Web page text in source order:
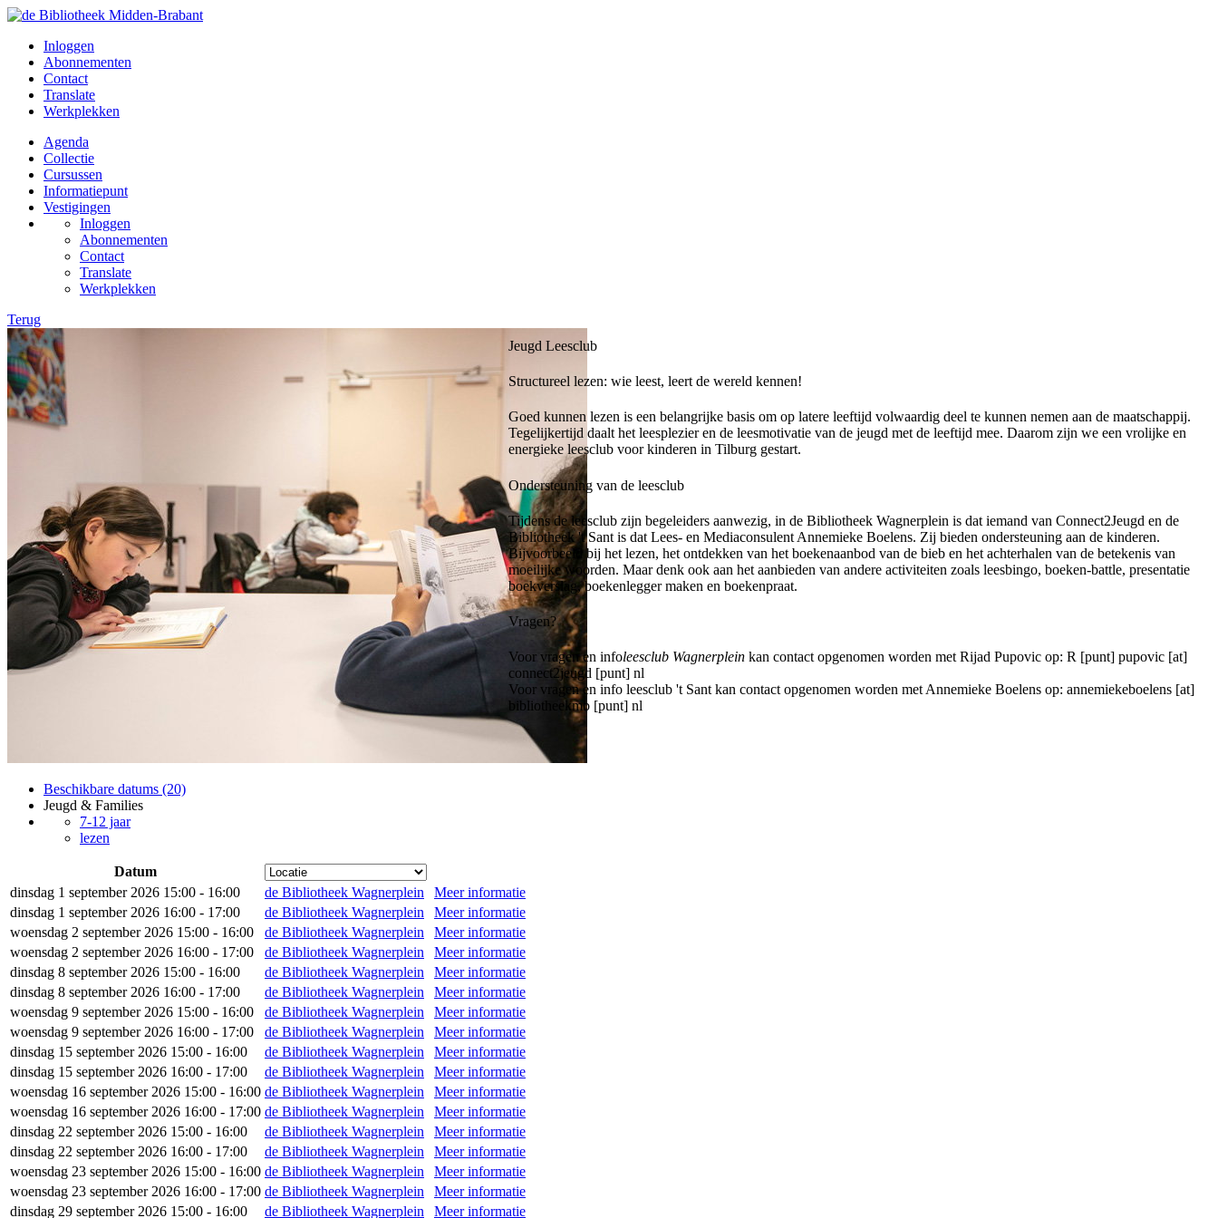
Inloggen
Abonnementen
Contact
Translate
Werkplekken
Agenda
Collectie
Cursussen
Informatiepunt
Vestigingen
Inloggen
Abonnementen
Contact
Translate
Werkplekken
Terug
Beschikbare datums (20)
Jeugd & Families
7-12 jaar
lezen
Jeugd Leesclub
Structureel lezen: wie leest, leert de wereld kennen!
Goed kunnen lezen is een belangrijke basis om op latere leeftijd volwaardig deel te kunnen nemen aan de maatschappij.
Tegelijkertijd daalt het leesplezier en de leesmotivatie van de jeugd met de leeftijd mee. Daarom zijn we een vrolijke en
energieke leesclub voor kinderen in Tilburg gestart.
Ondersteuning van de leesclub
Tijdens de leesclub zijn begeleiders aanwezig, in de Bibliotheek Wagnerplein is dat iemand van Connect2Jeugd en de
Bibliotheek 't Sant is dat Lees- en Mediaconsulent Annemieke Boelens. Zij bieden ondersteuning aan de kinderen.
Bijvoorbeeld bij het lezen, het ontdekken van het boekenaanbod van de bieb en het achterhalen van de betekenis van
moeilijke woorden. Maar denk ook aan het aanbieden van andere activiteiten zoals leesbingo, boeken-battle, presentatie
boekverslag, boekenlegger maken en boekenpraat.
Vragen?
Voor vragen en infoleesclub Wagnerplein kan contact opgenomen worden met Rijad Pupovic op:R [punt] pupovic [at]
connect2jeugd [punt] nl
Voor vragen en info leesclub 't Sant kan contact opgenomen worden met Annemieke Boelens op:annemiekeboelens [at]
bibliotheekmb [punt] nl
Datum
dinsdag 1 september 2026 15:00 - 16:00
de Bibliotheek Wagnerplein
Meer informatie
dinsdag 1 september 2026 16:00 - 17:00
de Bibliotheek Wagnerplein
Meer informatie
woensdag 2 september 2026 15:00 - 16:00
de Bibliotheek Wagnerplein
Meer informatie
woensdag 2 september 2026 16:00 - 17:00
de Bibliotheek Wagnerplein
Meer informatie
dinsdag 8 september 2026 15:00 - 16:00
de Bibliotheek Wagnerplein
Meer informatie
dinsdag 8 september 2026 16:00 - 17:00
de Bibliotheek Wagnerplein
Meer informatie
woensdag 9 september 2026 15:00 - 16:00
de Bibliotheek Wagnerplein
Meer informatie
woensdag 9 september 2026 16:00 - 17:00
de Bibliotheek Wagnerplein
Meer informatie
dinsdag 15 september 2026 15:00 - 16:00
de Bibliotheek Wagnerplein
Meer informatie
dinsdag 15 september 2026 16:00 - 17:00
de Bibliotheek Wagnerplein
Meer informatie
woensdag 16 september 2026 15:00 - 16:00 de Bibliotheek Wagnerplein
Meer informatie
woensdag 16 september 2026 16:00 - 17:00 de Bibliotheek Wagnerplein
Meer informatie
dinsdag 22 september 2026 15:00 - 16:00
de Bibliotheek Wagnerplein
Meer informatie
dinsdag 22 september 2026 16:00 - 17:00
de Bibliotheek Wagnerplein
Meer informatie
woensdag 23 september 2026 15:00 - 16:00 de Bibliotheek Wagnerplein
Meer informatie
woensdag 23 september 2026 16:00 - 17:00 de Bibliotheek Wagnerplein
Meer informatie
dinsdag 29 september 2026 15:00 - 16:00
de Bibliotheek Wagnerplein Meer informatie